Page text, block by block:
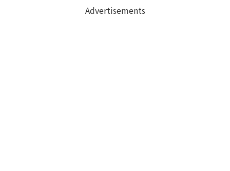
Advertisements